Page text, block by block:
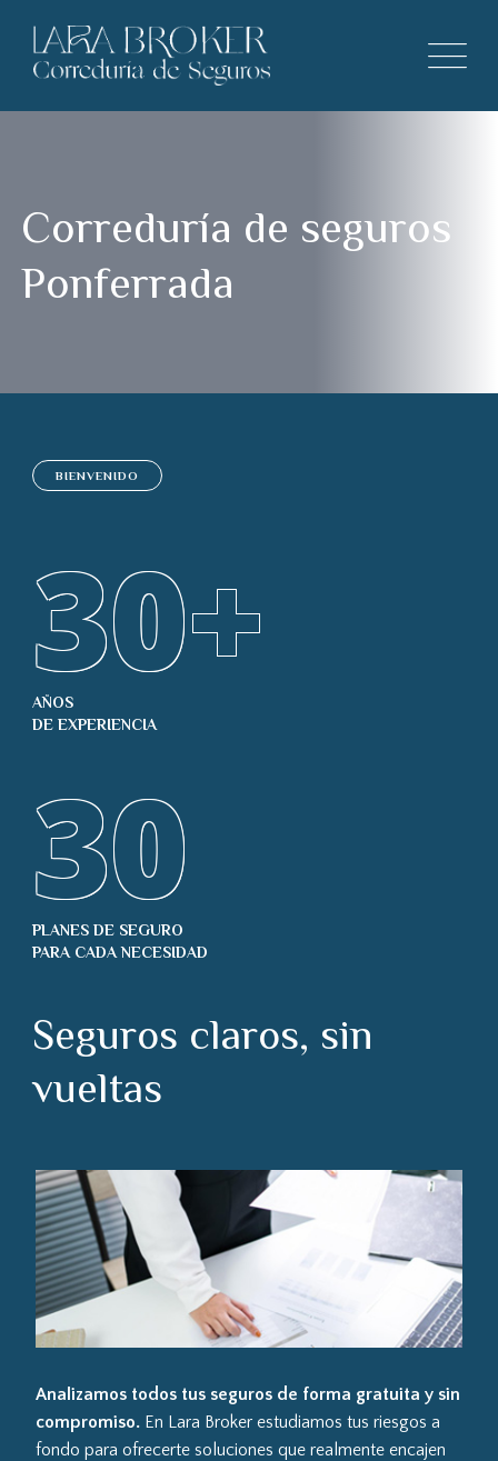
Correduría de seguros
Ponferrada
BIENVENIDO
30+
AÑOS
DE EXPERIENCIA
30
PLANES DE SEGURO
PARA CADA NECESIDAD
Seguros claros, sin
vueltas
Analizamos todos tus seguros de forma gratuita y sin
compromiso.En Lara Broker estudiamos tus riesgos a
fondo para ofrecerte soluciones que realmente encajen